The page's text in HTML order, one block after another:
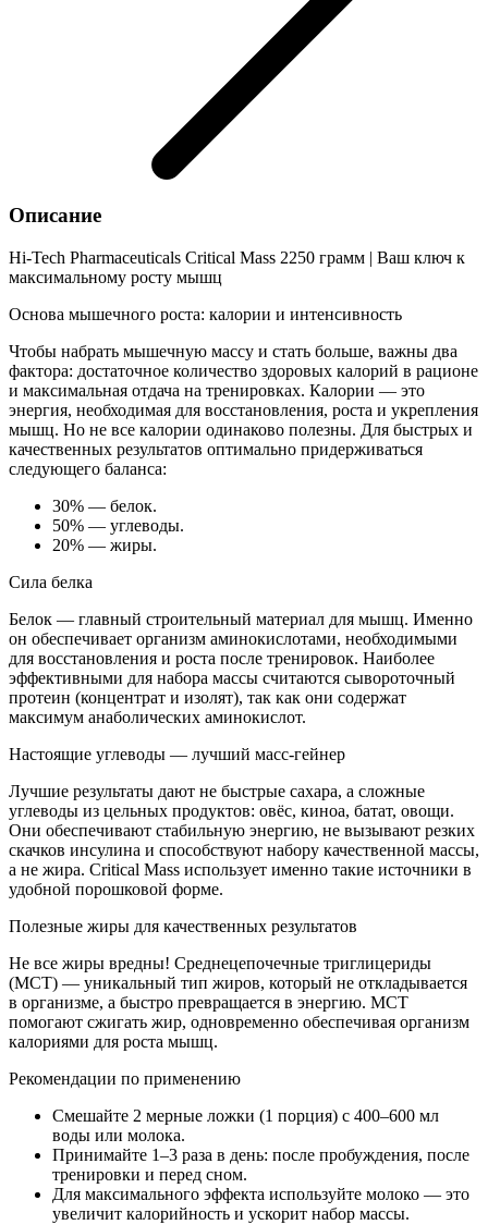
Описание
Hi-Tech Pharmaceuticals Critical Mass 2250 грамм | Ваш ключ к
максимальному росту мышц
Основа мышечного роста: калории и интенсивность
Чтобы набрать мышечную массу и стать больше, важны два
фактора: достаточное количество здоровых калорий в рационе
и максимальная отдача на тренировках. Калории — это
энергия, необходимая для восстановления, роста и укрепления
мышц. Но не все калории одинаково полезны. Для быстрых и
качественных результатов оптимально придерживаться
следующего баланса:
30% — белок.
50% — углеводы.
20% — жиры.
Сила белка
Белок — главный строительный материал для мышц. Именно
он обеспечивает организм аминокислотами, необходимыми
для восстановления и роста после тренировок. Наиболее
эффективными для набора массы считаются сывороточный
протеин (концентрат и изолят), так как они содержат
максимум анаболических аминокислот.
Настоящие углеводы — лучший масс-гейнер
Лучшие результаты дают не быстрые сахара, а сложные
углеводы из цельных продуктов: овёс, киноа, батат, овощи.
Они обеспечивают стабильную энергию, не вызывают резких
скачков инсулина и способствуют набору качественной массы,
а не жира. Critical Mass использует именно такие источники в
удобной порошковой форме.
Полезные жиры для качественных результатов
Не все жиры вредны! Среднецепочечные триглицериды
(МСТ) — уникальный тип жиров, который не откладывается
в организме, а быстро превращается в энергию. МСТ
помогают сжигать жир, одновременно обеспечивая организм
калориями для роста мышц.
Рекомендации по применению
Смешайте 2 мерные ложки (1 порция) с 400–600 мл
воды или молока.
Принимайте 1–3 раза в день: после пробуждения, после
тренировки и перед сном.
Для максимального эффекта используйте молоко — это
увеличит калорийность и ускорит набор массы.